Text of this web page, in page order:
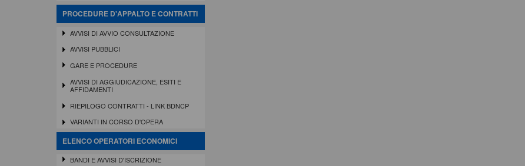
PROCEDURE D'APPALTO E CONTRATTI
AVVISI DI AVVIO CONSULTAZIONE
AVVISI PUBBLICI
GARE E PROCEDURE
AVVISI DI AGGIUDICAZIONE, ESITI E
AFFIDAMENTI
RIEPILOGO CONTRATTI - LINK BDNCP
VARIANTI IN CORSO D'OPERA
ELENCO OPERATORI ECONOMICI
BANDI E AVVISI D'ISCRIZIONE